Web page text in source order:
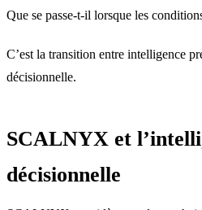
Que se passe-t-il lorsque les
C’est la transition entre intelligence
décisionnelle.
SCALNYX et
décisionnelle